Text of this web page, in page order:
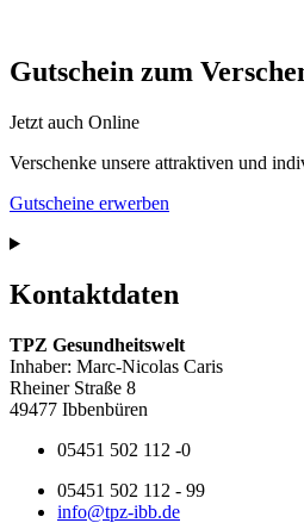
Gutschein zum
Jetzt auch Online
Verschenke unsere attraktiven und
Gutscheine erwerben
Kontaktdaten
TPZ Gesundheitswelt
Inhaber: Marc-Nicolas Caris
Rheiner Straße 8
49477 Ibbenbüren
05451 502 112 -0
05451 502 112 - 99
info@tpz-ibb.de